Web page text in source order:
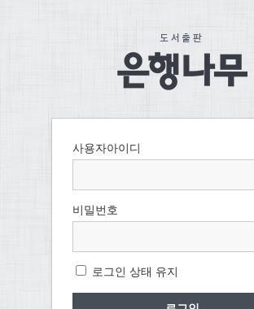
사용자아이디
비밀번호
로그인 상태 유지